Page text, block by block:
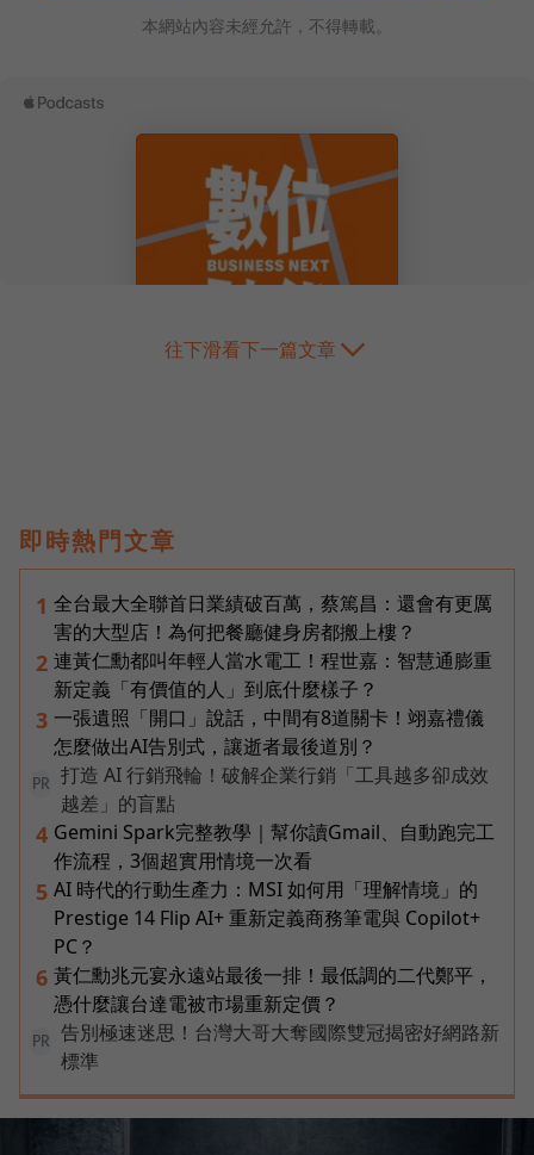
本網站內容未經允許，不得轉載。
往下滑看下一篇文章
即時熱門文章
1 全台最大全聯首日業績破百萬，蔡篤昌：還會有更厲
害的大型店！為何把餐廳健身房都搬上樓？
2 連黃仁勳都叫年輕人當水電工！程世嘉：智慧通膨重
新定義「有價值的人」到底什麼樣子？
3 一張遺照「開口」說話，中間有8道關卡！翊嘉禮儀
怎麼做出AI告別式，讓逝者最後道別？
PR
打造 AI 行銷飛輪！破解企業行銷「工具越多卻成效
越差」的盲點
4 Gemini Spark完整教學｜幫你讀Gmail、自動跑完工
作流程，3個超實用情境一次看
5 AI 時代的行動生產力：MSI 如何用「理解情境」的
Prestige 14 Flip AI+ 重新定義商務筆電與 Copilot+
PC？
6 黃仁勳兆元宴永遠站最後一排！最低調的二代鄭平，
憑什麼讓台達電被市場重新定價？
PR
告別極速迷思！台灣大哥大奪國際雙冠揭密好網路新
標準